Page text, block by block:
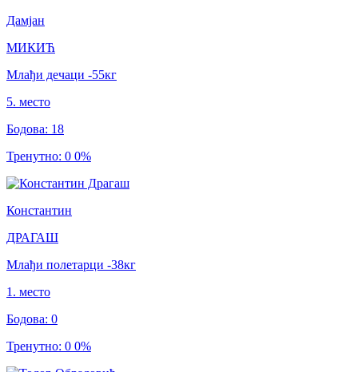
Дамјан
МИКИЋ
Млађи дечаци -55кг
5. место
Бодова: 18
Тренутно: 0 0%
Константин
ДРАГАШ
Млађи полетарци -38кг
1 . место
Бодова: 0
Тренутно: 0 0%